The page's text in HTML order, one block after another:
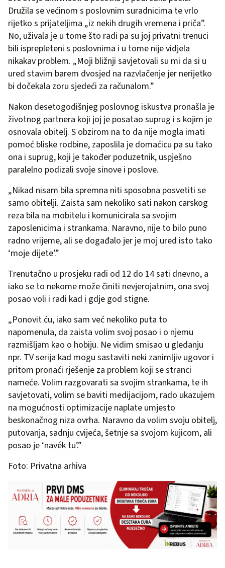
Družila se većinom s poslovnim suradnicima te vrlo
rijetko s prijateljima „iz nekih drugih vremena i priča”.
No, uživala je u tome što radi pa su joj privatni trenuci
bili isprepleteni s poslovnima i u tome nije vidjela
nikakav problem. „Moji bližnji savjetovali su mi da si u
ured stavim barem dvosjed na razvlačenje jer nerijetko
bi dočekala zoru sjedeći za računalom.”
Nakon desetogodišnjeg poslovnog iskustva pronašla je
životnog partnera koji joj je posatao suprug i s kojim je
osnovala obitelj. S obzirom na to da nije mogla imati
pomoć bliske rodbine, zaposlila je domaćicu pa su tako
ona i suprug, koji je također poduzetnik, uspješno
paralelno podizali svoje sinove i poslove.
„Nikad nisam bila spremna niti sposobna posvetiti se
samo obitelji. Zaista sam nekoliko sati nakon carskog
reza bila na mobitelu i komunicirala sa svojim
zaposlenicima i strankama. Naravno, nije to bilo puno
radno vrijeme, ali se događalo jer je moj ured isto tako
‘moje dijete’.”
Trenutačno u prosjeku radi od 12 do 14 sati dnevno, a
iako se to nekome može činiti nevjerojatnim, ona svoj
posao voli i radi kad i gdje god stigne.
„Ponovit ću, iako sam već nekoliko puta to
napomenula, da zaista volim svoj posao i o njemu
razmišljam kao o hobiju. Ne vidim smisao u gledanju
npr. TV serija kad mogu sastaviti neki zanimljiv ugovor i
pritom pronaći rješenje za problem koji se stranci
nameće. Volim razgovarati sa svojim strankama, te ih
savjetovati, volim se baviti medijacijom, rado ukazujem
na mogućnosti optimizacije naplate umjesto
beskonačnog niza ovrha. Naravno da volim svoju obitelj,
putovanja, sadnju cvijeća, šetnje sa svojom kujicom, ali
posao je ‘navék tu’.”
Foto: Privatna arhiva